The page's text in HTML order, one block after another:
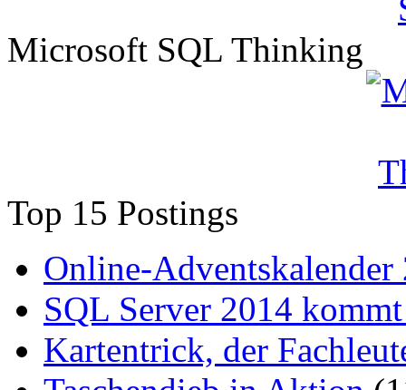
Microsoft SQL Thinking
Top 15 Postings
Online-Adventskalender
SQL Server 2014
Kartentrick, der